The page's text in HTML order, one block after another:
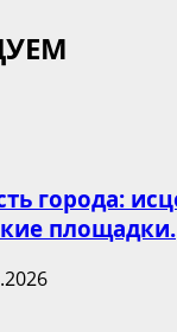
города:
площадки.